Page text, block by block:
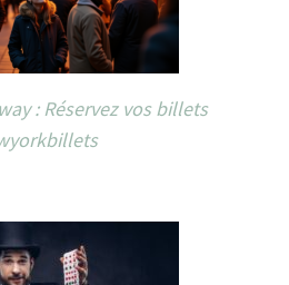
: Réservez vos billets